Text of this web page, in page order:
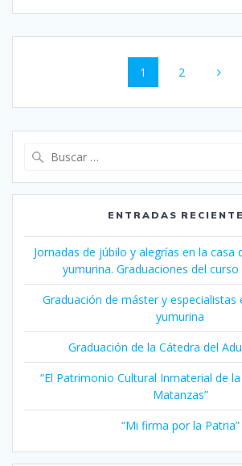
Navegación
entradas
Página
1 Página
2
ENTRADAS
Jornadas de júbilo y alegrías en la casa
yumurina. Graduaciones del
Graduación de máster y especialistas
yumurina
Graduación de la Cátedra del
“El Patrimonio Cultural Inmaterial de
Matanzas”
“Mi firma por la Patria”